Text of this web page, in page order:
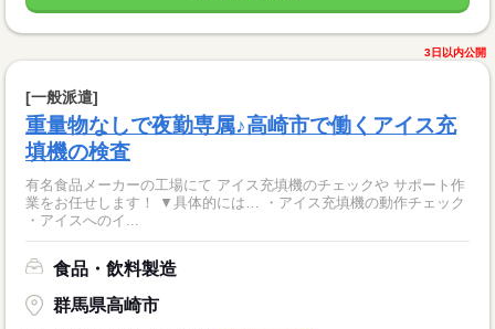
3日以内公開
[一般派遣]
重量物なしで夜勤専属♪高崎市で働くアイス充
填機の検査
有名食品メーカーの工場にて アイス充填機のチェックや サポート作
業をお任せします！ ▼具体的には… ・アイス充填機の動作チェック
・アイスへのイ...
食品・飲料製造
群馬県高崎市